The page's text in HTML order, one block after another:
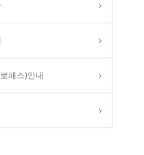
패스)안내